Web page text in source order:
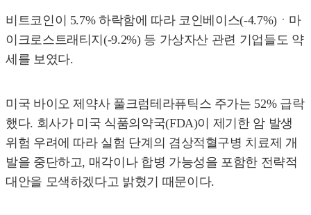
비트코인이 5.7% 하락함에 따라 코인베이스(-4.7%)ㆍ마
이크로스트래티지(-9.2%) 등 가상자산 관련 기업들도 약
세를 보였다.
미국 바이오 제약사 풀크럼테라퓨틱스 주가는 52% 급락
했다. 회사가 미국 식품의약국(FDA)이 제기한 암 발생
위험 우려에 따라 실험 단계의 겸상적혈구병 치료제 개
발을 중단하고, 매각이나 합병 가능성을 포함한 전략적
대안을 모색하겠다고 밝혔기 때문이다.